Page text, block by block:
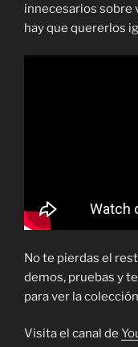
innecesarios sobre
hay que quererlos
No te pierdas el
demos, pruebas y
para ver la
Visita el canal de